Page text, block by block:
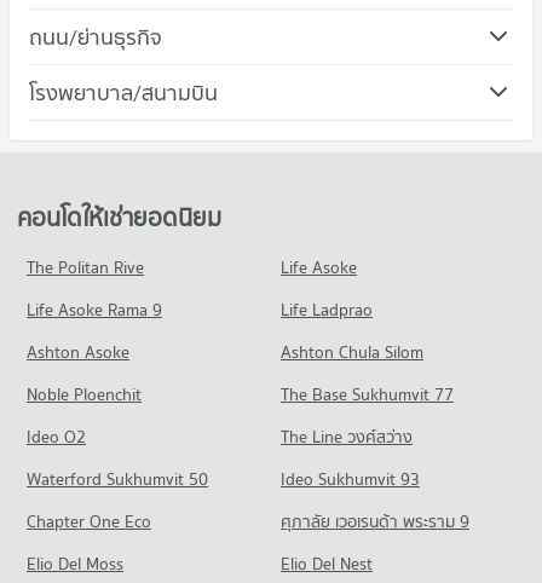
คอนโดให้เช่า วิทยาลัยพณิชยการบางนา
มีคอนโดให้เช่า 23,068 ประกาศ
ขายคอนโด วิทยาลัยพณิชยการบางนา
558 โครงการ
คอนโดให้เช่า วิทยาลัยดุสิตธานี
มีคอนโดให้เช่า 10,658 ประกาศ
มีคอนโดขาย 4,248 ประกาศ
คอนโด วิทยาลัยเซาธ์อีสท์บางกอก
399 โครงการ
คอนโดให้เช่า วิทยาลัยเซาธ์อีสท์บางกอก
มีคอนโดให้เช่า 16,684 ประกาศ
ขายคอนโด วิทยาลัยเซาธ์อีสท์บางกอก
มีคอนโดขาย 5,758 ประกาศ
คอนโด รร.นานาชาติเบิร์คลีย์
คอนโด เซ็นทรัล พลาซ่า บางนา
คอนโดให้เช่า เซ็นทรัล พลาซ่า บางนา
คอนโด ทรู ดิจิทัล พาร์ค
มีคอนโดให้เช่า 11,803 ประกาศ
ขายคอนโด ทรู ดิจิทัล พาร์ค
มีคอนโดขาย 3,820 ประกาศ
615 โครงการ
คอนโดให้เช่า บิ๊กซี บางนา
มีคอนโดขาย 5,265 ประกาศ
ถนน/ย่านธุรกิจ
คอนโด เขตบางนา
คอนโดให้เช่า เขตบางนา
ขายคอนโด เขตบางนา
มีคอนโดขาย 2,112 ประกาศ
คอนโด ถนนบางนา - ตราด
344 โครงการ
คอนโดให้เช่า ถนนบางนา - ตราด
มีคอนโดให้เช่า 6,392 ประกาศ
ขายคอนโด ถนนบางนา - ตราด
มีคอนโดขาย 2,332 ประกาศ
คอนโด ถนนสุขุมวิท
คอนโดให้เช่า ถนนสุขุมวิท
มีคอนโดให้เช่า 74,277 ประกาศ
โรงพยาบาล/สนามบิน
คอนโด รพ.กล้วยน้ำไท 2
คอนโดให้เช่า รพ.กล้วยน้ำไท 2
มีคอนโดให้เช่า 7,639 ประกาศ
ขายคอนโด รพ.กล้วยน้ำไท 2
มีคอนโดขาย 2,291 ประกาศ
372 โครงการ
คอนโดให้เช่า โรงพยาบาลสำโรงการแพทย์
มีคอนโดขาย 4,003 ประกาศ
คอนโดให้เช่ายอดนิยม
The Politan Rive
Life Asoke
Life Asoke Rama 9
Life Ladprao
Ashton Asoke
Ashton Chula Silom
Noble Ploenchit
The Base Sukhumvit 77
Ideo O2
The Line วงศ์สว่าง
Waterford Sukhumvit 50
Ideo Sukhumvit 93
Chapter One Eco
ศุภาลัย เวอเรนด้า พระราม 9
Elio Del Moss
Elio Del Nest